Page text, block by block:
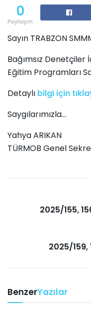
0
Paylaşım
Sayın TRABZON
Bağımsız Denetçiler
Eğitim Programları
Detaylı bilgi için
Saygılarımızla…
Yahya ARIKAN
TÜRMOB Genel
2025/155,
2025/159,
BenzerYazılar